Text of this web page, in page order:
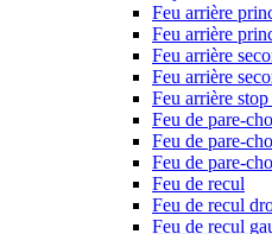
Feu arrière
Feu arrière
Feu arrière
Feu arrière
Feu arrière
Feu de pare-
Feu de pare-
Feu de pare-
Feu de recul
Feu de recul
Feu de recul